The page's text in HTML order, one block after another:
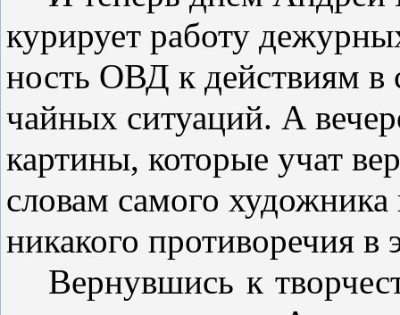
курирует работу
ность ОВД к действиям в
чайных ситуаций. А
карти­ны, которые учат
словам самого
никакого проти­воречия в
Вернувшись к